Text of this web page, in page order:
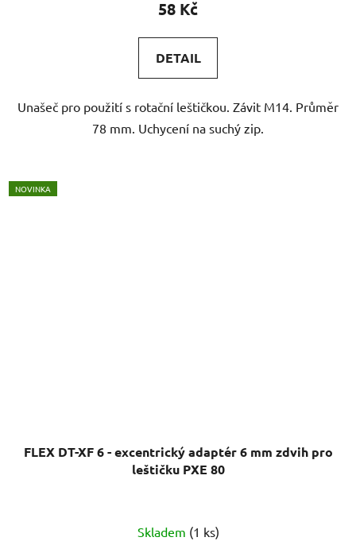
58 Kč
DETAIL
Unašeč pro použití s rotační leštičkou. Závit M14. Průměr
78 mm. Uchycení na suchý zip.
NOVINKA
FLEX DT-XF 6 - excentrický adaptér 6 mm zdvih pro
leštičku PXE 80
Skladem (1 ks)